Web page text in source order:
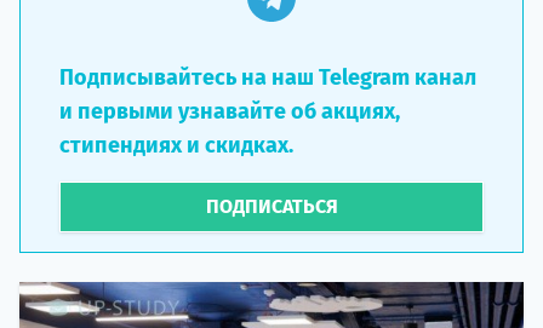
Подписывайтесь на наш Telegram канал
и первыми узнавайте об акциях,
стипендиях и скидках.
ПОДПИСАТЬСЯ